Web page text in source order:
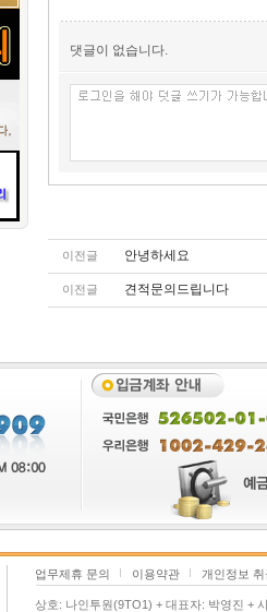
댓글이 없습니다.
이전글 안녕하세요
이전글 견적문의드립니다
업무제휴 문의 이용약관 개인정보
상호: 나인투원(9TO1) + 대표자: 박영진 +